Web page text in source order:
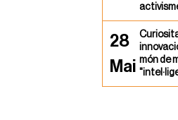
28
Mai món de